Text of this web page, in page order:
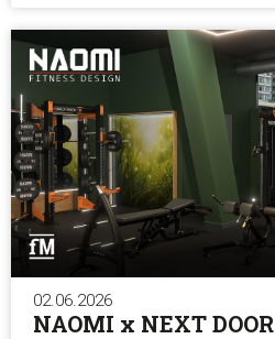
02.06.2026
NAOMI x NEXT DOOR